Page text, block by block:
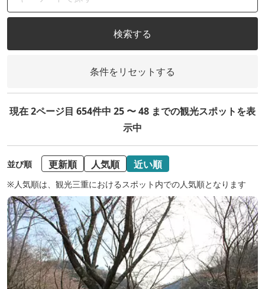
検索する
条件をリセットする
現在 2ページ目 654件中 25 〜 48 までの観光スポットを表
示中
並び順 更新順 人気順 近い順
※人気順は、観光三重におけるスポット内での人気順となります